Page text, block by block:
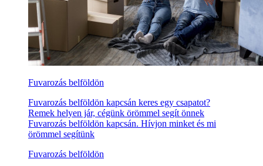
Fuvarozás belföldön
Fuvarozás belföldön kapcsán keres egy csapatot?
Remek helyen jár, cégünk örömmel segít önnek
Fuvarozás belföldön kapcsán. Hívjon minket és mi
örömmel segítünk
Fuvarozás belföldön